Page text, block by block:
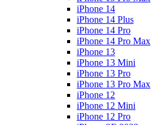
iPhone 14
iPhone 14 Plus
iPhone 14 Pro
iPhone 14 Pro Max
iPhone 13
iPhone 13 Mini
iPhone 13 Pro
iPhone 13 Pro Max
iPhone 12
iPhone 12 Mini
iPhone 12 Pro